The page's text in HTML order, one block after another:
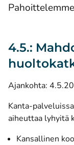
4.5.:
Ajankohta:
Kanta-
aiheuttaa lyhyitä
Kansallinen